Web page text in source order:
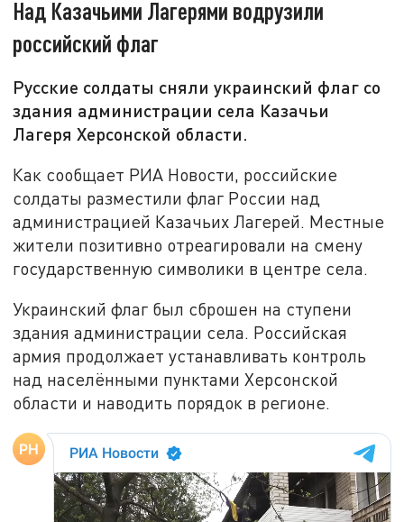
Над Казачьими Лагерями водрузили
российский флаг
Русские солдаты сняли украинский флаг со
здания администрации села Казачьи
Лагеря Херсонской области.
Как сообщает РИА Новости, российские
солдаты разместили флаг России над
администрацией Казачьих Лагерей. Местные
жители позитивно отреагировали на смену
государственную символики в центре села.
Украинский флаг был сброшен на ступени
здания администрации села. Российская
армия продолжает устанавливать контроль
над населёнными пунктами Херсонской
области и наводить порядок в регионе.